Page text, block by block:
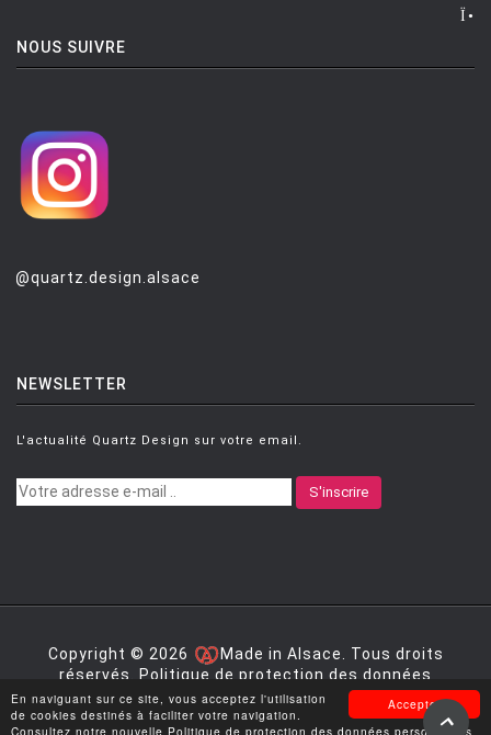
Accepter
En naviguant sur ce site, vous acceptez l'utilisation
de cookies destinés à faciliter votre navigation.
Consultez notre nouvelle Politique de protection des données personnelles
NOUS SUIVRE
@quartz.design.alsace
NEWSLETTER
L'actualité Quartz Design sur votre email.
S'inscrire
Copyright © 2026
Made in Alsace. Tous droits
réservés. Politique de protection des données
personnelles|Mentions légales|Conditions générales
de vente